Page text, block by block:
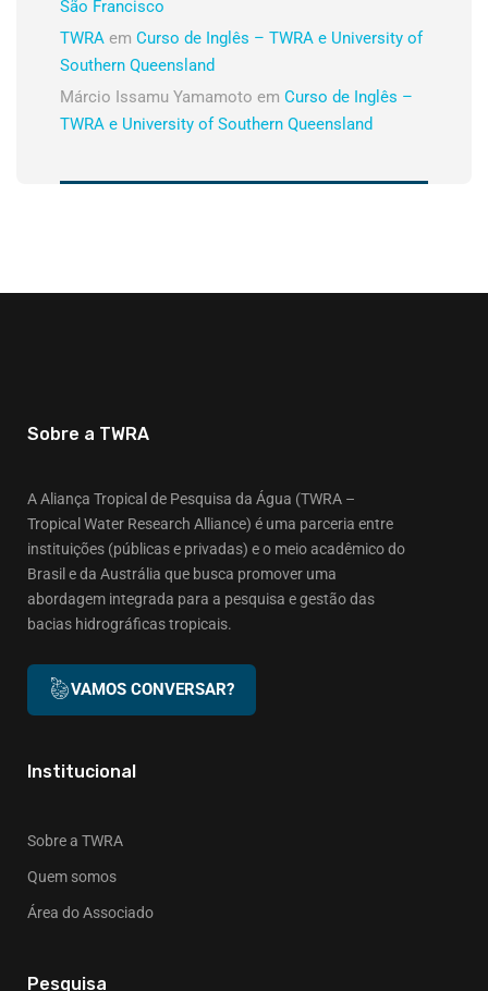
São Francisco
TWRA em Curso de Inglês – TWRA e University of
Southern Queensland
Márcio Issamu Yamamoto em Curso de Inglês –
TWRA e University of Southern Queensland
Sobre a TWRA
A Aliança Tropical de Pesquisa da Água (TWRA –
Tropical Water Research Alliance) é uma parceria entre
instituições (públicas e privadas) e o meio acadêmico do
Brasil e da Austrália que busca promover uma
abordagem integrada para a pesquisa e gestão das
bacias hidrográficas tropicais.
VAMOS CONVERSAR?
Institucional
Sobre a TWRA
Quem somos
Área do Associado
Pesquisa